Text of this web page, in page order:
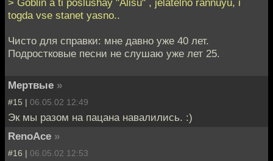
togda vse stanet yasno..
Чисто для справки: мне давно уже 40 лет.
Подростковые песни не слушаю уже лет 25.
Мертвые »
#15 | 06.05.02 12:49
Эк мы разом на пацана навалились. :)
RenoAce »
#16 | 06.05.02 12:53